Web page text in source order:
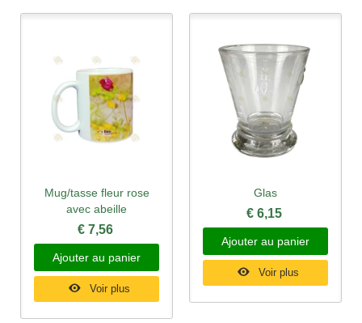
Mug/tasse fleur rose
avec abeille
€ 7,56
Ajouter au panier
Voir plus
Glas
€ 6,15
Ajouter au panier
Voir plus